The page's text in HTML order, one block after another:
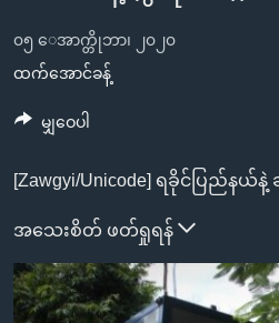
ပင်မ
အကြောင်းအရာ
ကျော်
ရန်
ညွန်း
စာမျက်နှာ
ရပ်ဝန်းတခု လမ်းတခု အလွန်
အမေရိကန်သုံးအီဒီယံ
မကြေးမုံရဲ့ အင်္ဂလိပ်စာ
ရုပ်ရှင်ထဲက အင်္ဂလိပ်စာ
အပတ်စဉ်ကဏ္ဍများ
ရေဒီယို
ရေဒီယိုနှင့်ရုပ်သံ အချက်အလက်မျာ
ရေဒီယို/တီဗွီအစီအစဉ်
Learning English
၀၅ ေအာက္တိုဘာ၊ ၂၀၂၀
ထက်အောင်ခန့်
[Zawgyi/Unicode] ရခိုင်ပြည်နယ်နဲ့ ချင်းပြည်နယ်တို့မှာ ဖြစ်ပွားနေတဲ့ စစ်ပွဲတွေရပ်တန့်ဖို့ မန္တလေးမြို့မှာ စစ်ဆန့်ကျင်ရေးလှုပ်ရှ
အသေးစိတ် ဖတ်ရှုရန်
မျှဝေပါ